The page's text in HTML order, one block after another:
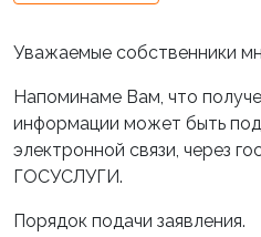
Уважаемые собственники
Напоминаме Вам, что
информации может быть
электронной связи, через
ГОСУСЛУГИ.
Порядок подачи заявления.